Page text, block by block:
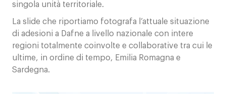
singola unità territoriale.
La slide che riportiamo fotografa l’attuale situazione
di adesioni a Dafne a livello nazionale con intere
regioni totalmente coinvolte e collaborative tra cui le
ultime, in ordine di tempo, Emilia Romagna e
Sardegna.